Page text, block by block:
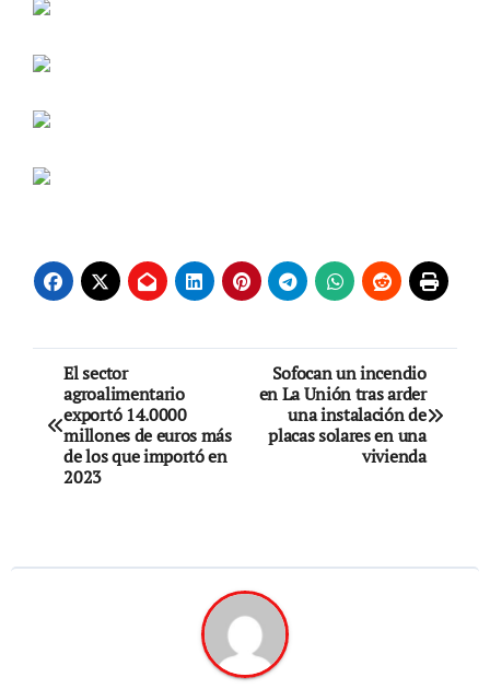
Navegación
de
entradas
El sector
agroalimentario
exportó 14.0000
millones de euros más
de los que importó en
2023
Sofocan un incendio
en La Unión tras arder
una instalación de
placas solares en una
vivienda